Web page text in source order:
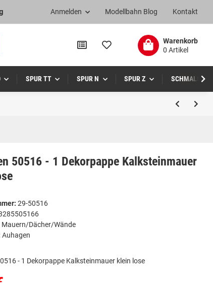
Kontakt
Modellbahn Blog
Anmelden
Warenkorb
0 Artikel
SPUR TT SPUR N SPUR Z SCHMALSPUR
50516 - 1 Dekorpappe Kalksteinmauer
29-50516
Mauern/Dächer/Wände
Auhagen
- 1 Dekorpappe Kalksteinmauer klein lose